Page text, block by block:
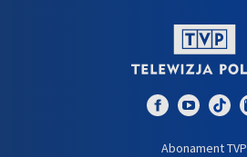
Abonament TVP